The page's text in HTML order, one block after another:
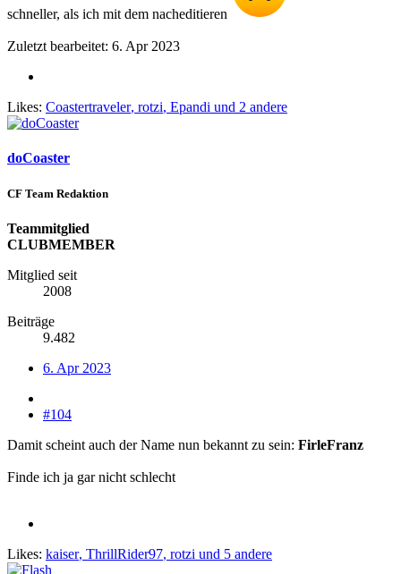
schneller, als ich mit dem nacheditieren
Zuletzt bearbeitet: 6. Apr 2023
Likes: Coastertraveler, rotzi, Epandi und 2 andere
doCoaster
CF Team Redaktion
Teammitglied
CLUBMEMBER
Mitglied seit
2008
Beiträge
9.482
6. Apr 2023
#104
Damit scheint auch der Name nun bekannt zu sein: FirleFranz
Finde ich ja gar nicht schlecht
Likes: kaiser, ThrillRider97, rotzi und 5 andere